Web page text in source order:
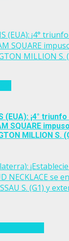
(EUA): ¡4°
SQUARE
MILLION S.
(EUA): ¡4°
SQUARE
MILLION S.
NECKLACE se
S. (G1) y